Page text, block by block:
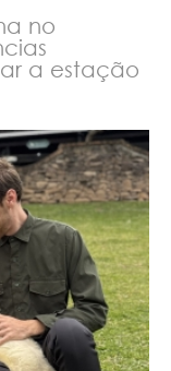
no
a estação